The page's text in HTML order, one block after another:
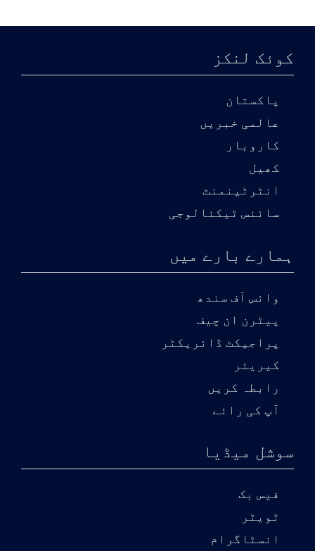
کوئک لنکز
پاکستان
عالمی خبریں
کاروبار
کھیل
انٹرٹینمنٹ
سائنس ٹیکنالوجی
ہمارے بارے میں
وائس آف سندھ
پیٹرن ان چیف
پراجیکٹ ڈائریکٹر
کیریئر
رابطہ کریں
آپ کی رائے
سوشل میڈیا
فیس بک
ٹویٹر
انسٹاگرام